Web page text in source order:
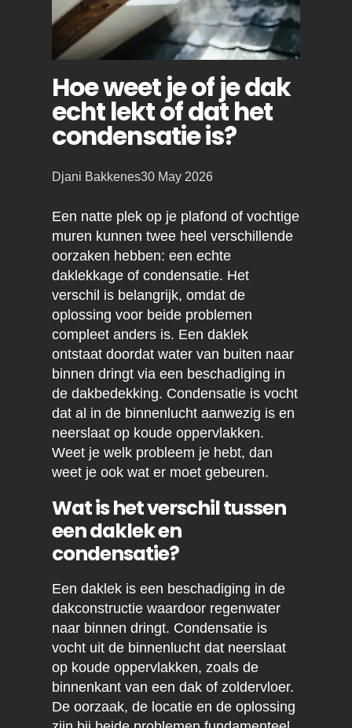
Hoe weet je of je dak
echt lekt of dat het
condensatie is?
Posted
Djani Bakkenes30 May 2026
Een natte plek op je plafond of vochtige
muren kunnen twee heel verschillende
oorzaken hebben: een echte
daklekkage of condensatie. Het
verschil is belangrijk, omdat de
oplossing voor beide problemen
compleet anders is. Een daklek
ontstaat doordat water van buiten naar
binnen dringt via een beschadiging in
de dakbedekking. Condensatie is vocht
dat al in de binnenlucht aanwezig is en
neerslaat op koude oppervlakken.
Weet je welk probleem je hebt, dan
weet je ook wat er moet gebeuren.
Wat is het verschil tussen
een daklek en
condensatie?
Een daklek is een beschadiging in de
dakconstructie waardoor regenwater
naar binnen dringt. Condensatie is
vocht uit de binnenlucht dat neerslaat
op koude oppervlakken, zoals de
binnenkant van een dak of zoldervloer.
De oorzaak, de locatie en de oplossing